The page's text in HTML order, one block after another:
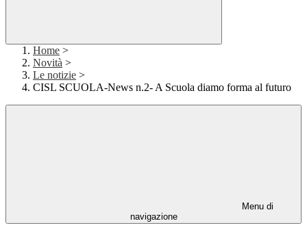
Home >
Novità >
Le notizie >
CISL SCUOLA-News n.2- A Scuola diamo forma al futuro
Menu di
navigazione